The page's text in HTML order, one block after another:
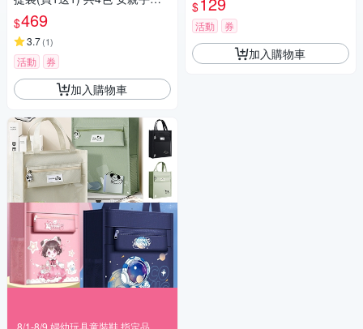
袋 帆布包 文件袋 才藝袋
$469
3.7(1)
活動 券
加入購物車
$
活動 券
加入購物車